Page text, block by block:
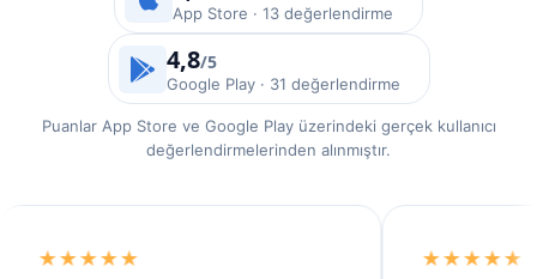
App Store · 13 değerlendirme
4,8/5
Google Play · 31 değerlendirme
Puanlar App Store ve Google Play üzerindeki gerçek kullanıcı
değerlendirmelerinden alınmıştır.